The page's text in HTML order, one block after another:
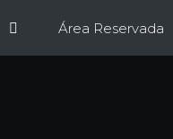
Área Reservada